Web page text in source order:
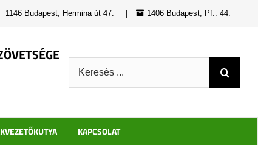
1146 Budapest, Hermina út 47. 1406 Budapest, Pf.: 44.
KAPCSOLAT